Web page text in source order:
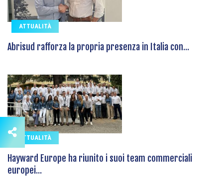
ATTUALITÀ
Abrisud rafforza la propria presenza in Italia con...
ATTUALITÀ
Hayward Europe ha riunito i suoi team commerciali
europei...